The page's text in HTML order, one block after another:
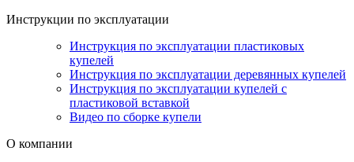
Инструкции по эксплуатации
Инструкция по эксплуатации пластиковых
купелей
Инструкция по эксплуатации деревянных купелей
Инструкция по эксплуатации купелей с
пластиковой вставкой
Видео по сборке купели
О компании